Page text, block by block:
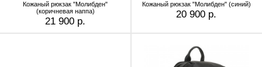
Кожаный рюкзак "Молибден"
(коричневая наппа)
21 900 р.
Кожаный рюкзак "Молибден" (синий)
20 900 р.